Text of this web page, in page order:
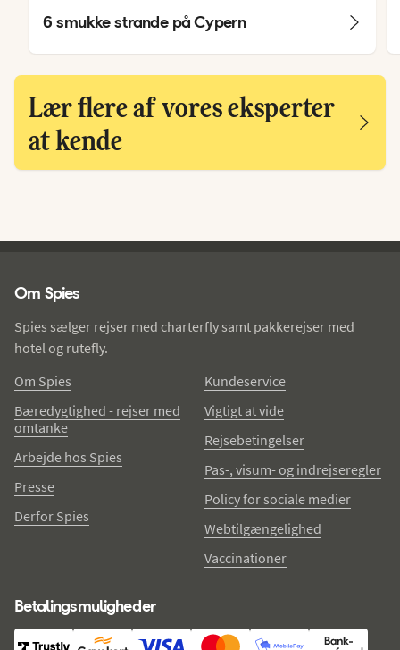
6 smukke strande på Cypern
Lær flere af vores eksperter
at kende
Om Spies
Spies sælger rejser med charterfly samt pakkerejser med
hotel og rutefly.
Om Spies
Bæredygtighed - rejser med
omtanke
Arbejde hos Spies
Presse
Derfor Spies
Kundeservice
Vigtigt at vide
Rejsebetingelser
Pas-, visum- og indrejseregler
Policy for sociale medier
Webtilgængelighed
Vaccinationer
Betalingsmuligheder